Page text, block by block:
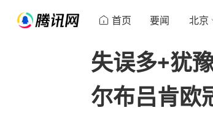
首页 要闻 北京
失误多+犹
尔布吕肯欧